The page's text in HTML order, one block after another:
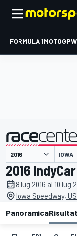
FORMULA 1MOTOGP
presentato da IOWA
2016
8 lug 2016 al 10 lug
Iowa Speedway, US
Panoramica